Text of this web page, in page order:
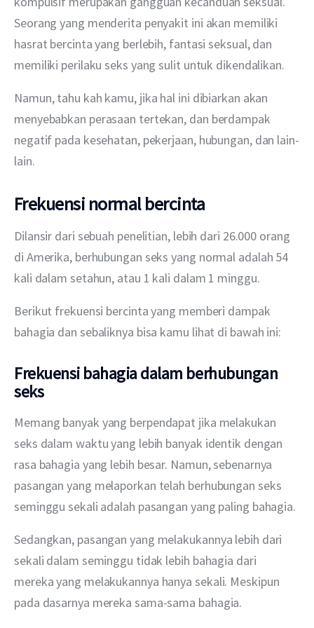
Seorang yang menderita penyakit ini akan memiliki
hasrat bercinta yang berlebih, fantasi seksual, dan
memiliki perilaku seks yang sulit untuk dikendalikan.
Namun, tahu kah kamu, jika hal ini dibiarkan akan
menyebabkan perasaan tertekan, dan berdampak
negatif pada kesehatan, pekerjaan, hubungan, dan lain-
lain.
Frekuensi normal bercinta
Dilansir dari sebuah penelitian, lebih dari 26.000 orang
di Amerika, berhubungan seks yang normal adalah 54
kali dalam setahun, atau 1 kali dalam 1 minggu.
Berikut frekuensi bercinta yang memberi dampak
bahagia dan sebaliknya bisa kamu lihat di bawah ini:
Frekuensi bahagia dalam berhubungan
seks
Memang banyak yang berpendapat jika melakukan
seks dalam waktu yang lebih banyak identik dengan
rasa bahagia yang lebih besar. Namun, sebenarnya
pasangan yang melaporkan telah berhubungan seks
seminggu sekali adalah pasangan yang paling bahagia.
Sedangkan, pasangan yang melakukannya lebih dari
sekali dalam seminggu tidak lebih bahagia dari
mereka yang melakukannya hanya sekali. Meskipun
pada dasarnya mereka sama-sama bahagia.